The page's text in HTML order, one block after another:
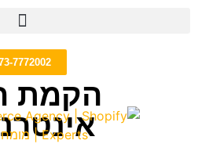
7772002
הקמת